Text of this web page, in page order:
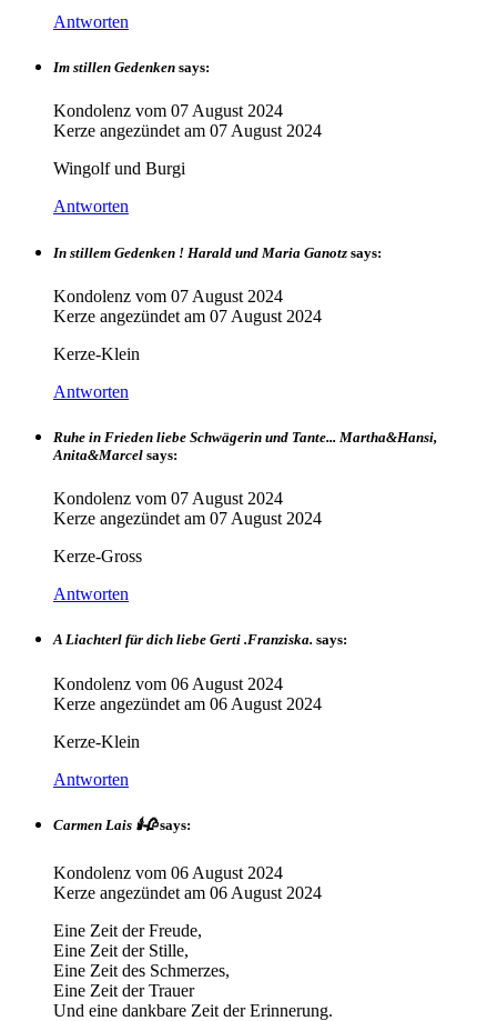
Antworten
Im stillen Gedenken says:
Kondolenz vom 07 August 2024
Kerze angezündet am 07 August 2024
Wingolf und Burgi
Antworten
In stillem Gedenken ! Harald und Maria Ganotz says:
Kondolenz vom 07 August 2024
Kerze angezündet am 07 August 2024
Kerze-Klein
Antworten
Ruhe in Frieden liebe Schwägerin und Tante... Martha&Hansi,
Anita&Marcel says:
Kondolenz vom 07 August 2024
Kerze angezündet am 07 August 2024
Kerze-Gross
Antworten
A Liachterl für dich liebe Gerti .Franziska. says:
Kondolenz vom 06 August 2024
Kerze angezündet am 06 August 2024
Kerze-Klein
Antworten
Carmen Lais 🕯🥀 says:
Kondolenz vom 06 August 2024
Kerze angezündet am 06 August 2024
Eine Zeit der Freude,
Eine Zeit der Stille,
Eine Zeit des Schmerzes,
Eine Zeit der Trauer
Und eine dankbare Zeit der Erinnerung.